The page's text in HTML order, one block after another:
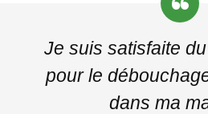
Je suis satisfaite
pour le
dans ma